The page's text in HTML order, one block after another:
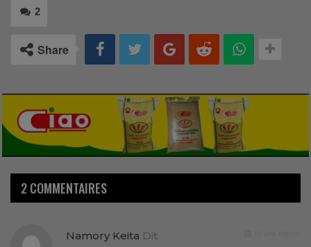
2
Share
2 COMMENTAIRES
Namory Keita Dit